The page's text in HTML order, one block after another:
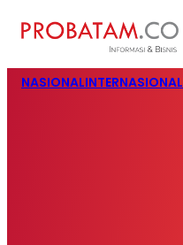
NASIONALINTERNASIONAL